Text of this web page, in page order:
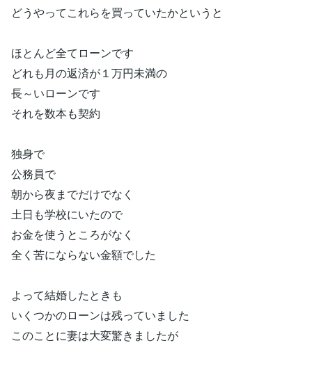
どうやってこれらを買っていたかというと
ほとんど全てローンです
どれも月の返済が１万円未満の
長～いローンです
それを数本も契約
独身で
公務員で
朝から夜までだけでなく
土日も学校にいたので
お金を使うところがなく
全く苦にならない金額でした
よって結婚したときも
いくつかのローンは残っていました
このことに妻は大変驚きましたが